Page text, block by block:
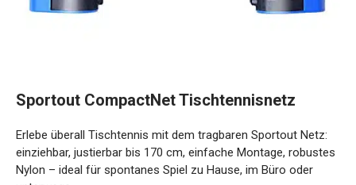
einziehbar, justierbar bis 170 cm, einfache Montage,
robustes Nylon – ideal für spontanes Spiel zu Hause, im
Büro oder unterwegs.